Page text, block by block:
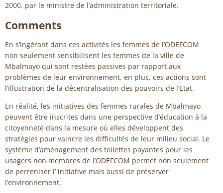
2000, par le ministre de l’administration territoriale.
Comments
En s’ingérant dans ces activités les femmes de l’ODEFCOM
non seulement sensibilisent les femmes de la ville de
Mbalmayo qui sont restées passives par rapport aux
problèmes de leur environnement, en plus, ces actions sont
l’illustration de la décentralisation des pouvoirs de l’Etat.
En réalité, les initiatives des femmes rurales de Mbalmayo
peuvent être inscrites dans une perspective d’éducation à la
citoyenneté dans la mesure où elles développent des
stratégies pour vaincre les difficultés de leur milieu social. Le
système d’aménagement des toilettes payantes pour les
usagers non membres de l’ODEFCOM permet non seulement
de perreniser l’ initiative mais aussi de préserver
l’environnement.